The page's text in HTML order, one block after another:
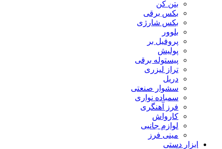
بتن کن
بکس برقی
بکس شارژی
بلوور
پروفیل بر
پولیش
پیستوله برقی
تراز لیزری
دریل
سشوار صنعتی
سمباده نواری
فرز آهنگری
کارواش
لوازم جانبی
مینی فرز
ابزار دستی